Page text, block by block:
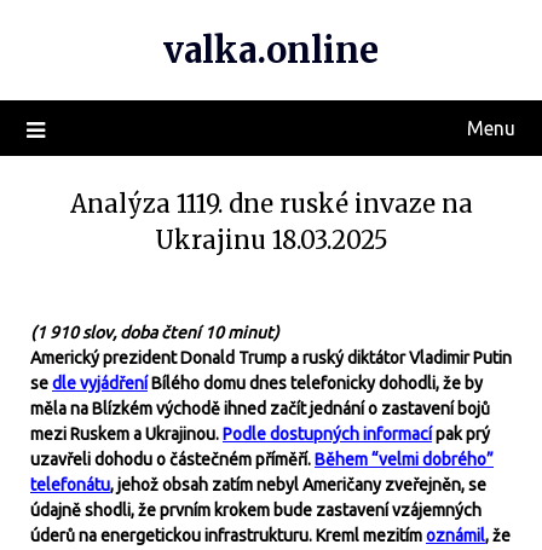
valka.online
Menu
Analýza 1119. dne ruské invaze na
Ukrajinu 18.03.2025
(1 910 slov, doba čtení 10 minut)
Americký prezident Donald Trump a ruský diktátor Vladimir Putin
sedle vyjádřeníBílého domu dnes telefonicky dohodli, že by
měla na Blízkém východě ihned začít jednání o zastavení bojů
mezi Ruskem a Ukrajinou.Podle dostupných informacípak prý
uzavřeli dohodu o částečném příměří.Během “velmi dobrého”
telefonátu, jehož obsah zatím nebyl Američany zveřejněn, se
údajně shodli, že prvním krokem bude zastavení vzájemných
úderů na energetickou infrastrukturu. Kreml mezitímoznámil, že